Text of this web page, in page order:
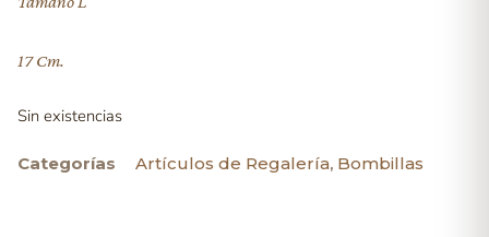
17 Cm.
Sin existencias
Categorías Artículos de Regalería, Bombillas